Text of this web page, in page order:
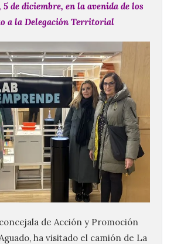
de diciembre, en la avenida de los
a la Delegación Territorial
de Acción y Promoción
ha visitado el camión de La